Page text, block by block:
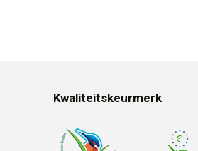
Kwaliteitskeurmerk